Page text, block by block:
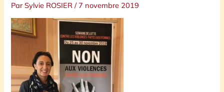
ParSylvie ROSIER/ 7 novembre 2019